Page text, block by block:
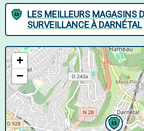
LES MEILLEURS MAGASINS
SURVEILLANCE À DARNÉTAL
+
−